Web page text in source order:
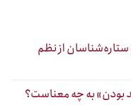
از نظم
بودن» به چه معناست؟